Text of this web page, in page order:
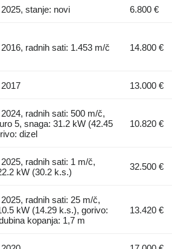
stanje: novi 6.800 €
radnih sati: 1.453 m/č 14.800 €
13.000 €
radnih sati: 500 m/č,
5, snaga: 31.2 kW (42.45
dizel
10.820 €
radnih sati: 1 m/č,
kW (30.2 k.s.)
32.500 €
radnih sati: 25 m/č,
kW (14.29 k.s.), gorivo:
kopanja: 1,7 m
13.420 €